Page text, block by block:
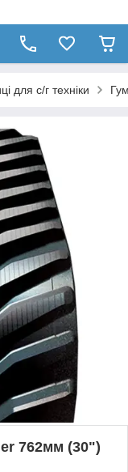
для с/г техніки
762мм (30")